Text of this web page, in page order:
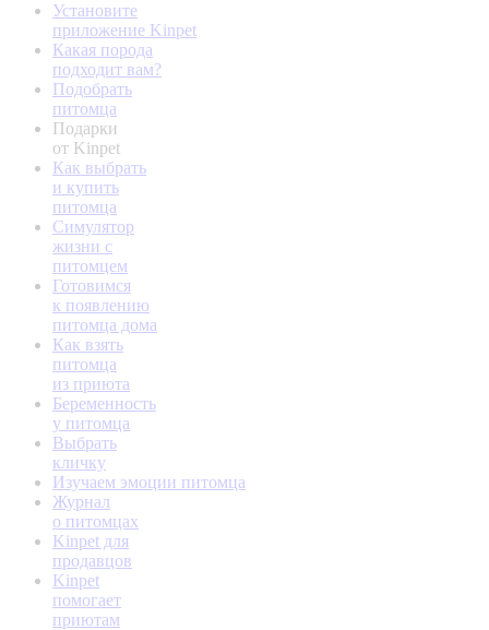
Установите
приложение Kinpet
Какая порода
подходит вам?
Подобрать
питомца
Подарки
от Kinpet
Как выбрать
и купить
питомца
Симулятор
жизни с
питомцем
Готовимся
к появлению
питомца дома
Как взять
питомца
из приюта
Беременность
у питомца
Выбрать
кличку
Изучаем эмоции питомца
Журнал
о питомцах
Kinpet для
продавцов
Kinpet
помогает
приютам